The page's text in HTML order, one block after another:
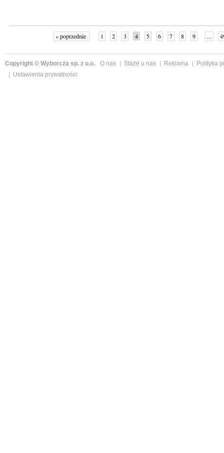
« poprzednie 1 2 3 4 5 6 7 8 9 ...
Copyright © Wyborcza sp. z o.o. O nas Staże u nas Reklama
Polityka
Ustawienia prywatności